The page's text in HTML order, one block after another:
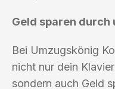
Geld sparen durch
Bei Umzugskönig
nicht nur dein
sondern auch Geld